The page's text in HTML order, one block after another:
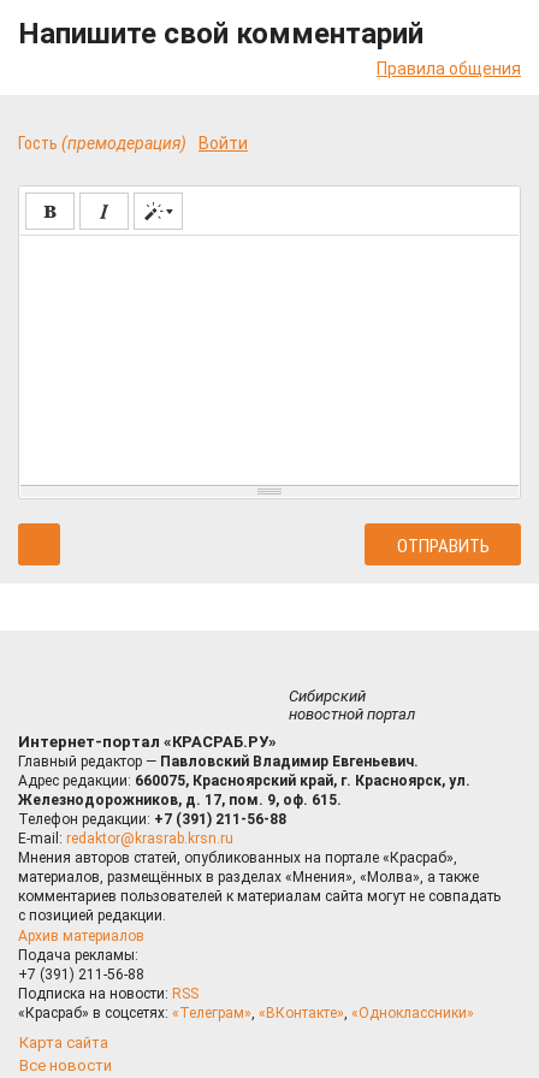
Напишите свой комментарий
Правила общения
Гость (премодерация) Войти
Сибирский
новостной портал
Интернет-портал «КРАСРАБ.РУ»
Главный редактор — Павловский Владимир Евгеньевич.
Адрес редакции: 660075, Красноярский край, г. Красноярск, ул.
Железнодорожников, д. 17, пом. 9, оф. 615.
Телефон редакции: +7 (391) 211-56-88
E-mail: redaktor@krasrab.krsn.ru
Мнения авторов статей, опубликованных на портале «Красраб»,
материалов, размещённых в разделах «Мнения», «Молва», а также
комментариев пользователей к материалам сайта могут не совпадать
с позицией редакции.
Архив материалов
Подача рекламы:
+7 (391) 211-56-88
Подписка на новости: RSS
«Красраб» в соцсетях: «Телеграм», «ВКонтакте», «Одноклассники»
Карта сайта
Все новости